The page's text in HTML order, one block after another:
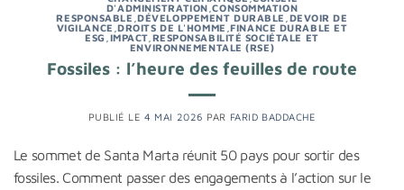
D'ADMINISTRATION ,CONSOMMATION
RESPONSABLE ,DÉVELOPPEMENT DURABLE DEVOIR DE
VIGILANCE ,DROITS DE L'HOMME ,FINANCE DURABLE ET
ESG IMPACT, RESPONSABILITÉ SOCIÉTALE ET
ENVIRONNEMENTALE (RSE)
Fossiles : l’heure des feuilles de route
PUBLIÉ LE4 MAI 2026 PAR FARID BADDACHE
Le sommet de Santa Marta réunit 50 pays pour sortir des
fossiles. Comment passer des engagements à l’action sur le